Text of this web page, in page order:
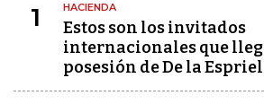
1 HACIENDA
Estos son los invitados
internacionales que
posesión de De la